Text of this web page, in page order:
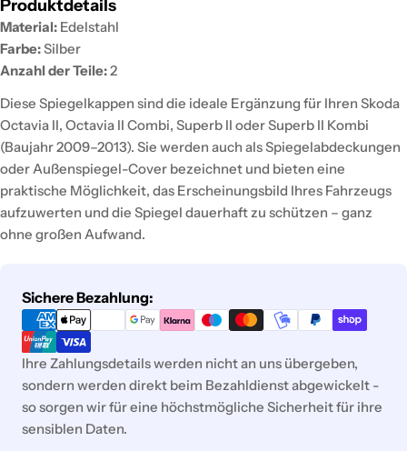
Produktdetails
Material: Edelstahl
Farbe:Silber
Anzahl der Teile:2
Diese Spiegelkappen sind die ideale Ergänzung für Ihren Skoda
Octavia II, Octavia II Combi, Superb II oder Superb II Kombi
(Baujahr 2009–2013). Sie werden auch als Spiegelabdeckungen
oder Außenspiegel-Cover bezeichnet und bieten eine
praktische Möglichkeit, das Erscheinungsbild Ihres Fahrzeugs
aufzuwerten und die Spiegel dauerhaft zu schützen – ganz
ohne großen Aufwand.
Sichere Bezahlung:
Zahlungsmethoden
Ihre Zahlungsdetails werden nicht an uns übergeben,
sondern werden direkt beim Bezahldienst abgewickelt -
so sorgen wir für eine höchstmögliche Sicherheit für ihre
sensiblen Daten.